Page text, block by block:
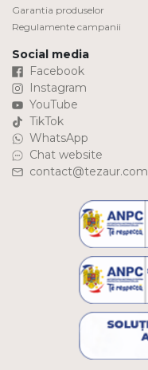
Garantia produselor
Regulamente campanii
Social media
Facebook
Instagram
YouTube
TikTok
WhatsApp
Chat website
contact@tezaur.com